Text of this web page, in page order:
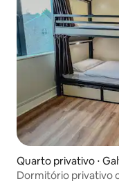
Quarto privativo ⋅
Dormitório privativo